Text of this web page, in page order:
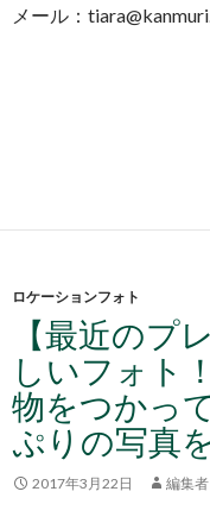
メール：
ロケーションフォト
【最近のプ
しいフォト
物をつかっ
ぷりの写真
2017年3月22日 編集者